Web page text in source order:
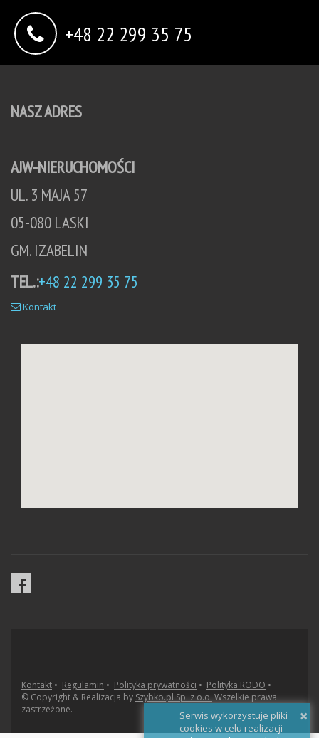
+48 22 299 35 75
NASZ ADRES
AJW-NIERUCHOMOŚCI
UL. 3 MAJA 57
05-080 LASKI
GM. IZABELIN
TEL.:+48 22 299 35 75
Kontakt
Kontakt • Regulamin • Polityka prywatności • Polityka RODO •
© Copyright & Realizacja by Szybko.pl Sp. z o.o. Wszelkie prawa
zastrzeżone.
×
Serwis wykorzystuje pliki
cookies w celu realizacji